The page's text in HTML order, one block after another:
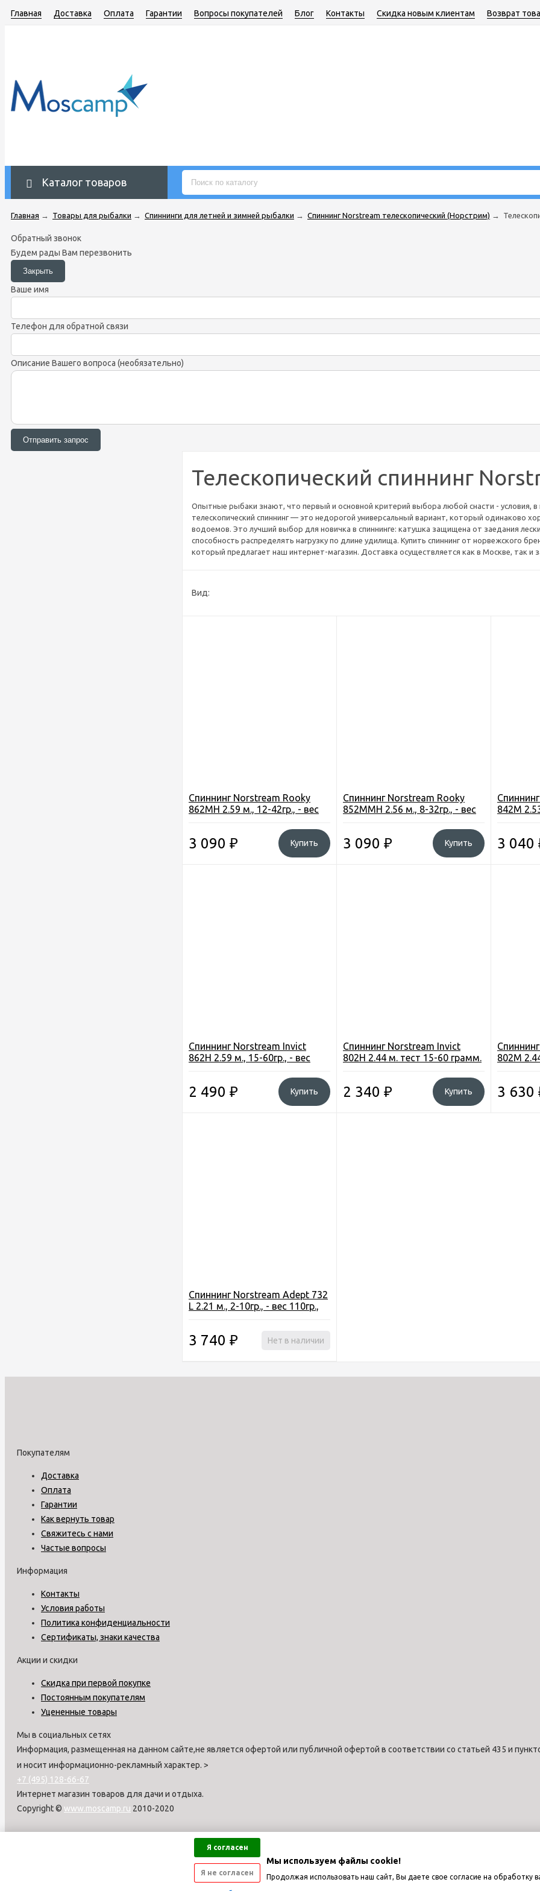
Я согласен
Я не согласен
Мы используем файлы cookie!
Продолжая использовать наш сайт, Вы даете свое согласие на обработку
Главная Доставка Оплата Гарантии Вопросы покупателей Блог Контакты Скидка новым клиентам Возврат
Каталог товаров
Главная → Товары для рыбалки → Спиннинги для летней и зимней рыбалки → Cпиннинг Norstream телескопический (Норстрим) →
Обратный звонок
Будем рады Вам перезвонить
Ваше имя
Телефон для обратной связи
Описание Вашего вопроса (необязательно)
Телескопический спиннинг
Опытные рыбаки знают, что первый и основной критерий выбора любой снасти - условия,
телескопический спиннинг — это недорогой универсальный вариант, который одинаково
водоемов. Это лучший выбор для новичка в спиннинге: катушка защищена от заедания
способность распределять нагрузку по длине удилища. Купить спиннинг от норвежского
который предлагает наш интернет-магазин. Доставка осуществляется как в Москве, так и
Вид:
Спиннинг Norstream Rooky
862MH 2.59 м., 12-42гр., - вес
3 090 ₽ Купить
Спиннинг Norstream Rooky
852MMH 2.56 м., 8-32гр., - вес
3 090 ₽ Купить
842M
3 040
Спиннинг Norstream Invict
862H 2.59 м., 15-60гр., - вес
2 490 ₽ Купить
Спиннинг Norstream Invict
802H 2.44 м. тест 15-60 грамм.
2 340 ₽ Купить
802M
3 630
Спиннинг Norstream Adept 732
L 2.21 м., 2-10гр., - вес 110гр.,
3 740 ₽ Нет в наличии
Покупателям
Доставка
Оплата
Гарантии
Как вернуть товар
Свяжитесь с нами
Частые вопросы
Информация
Контакты
Условия работы
Политика конфиденциальности
Сертификаты, знаки качества
Акции и скидки
Скидка при первой покупке
Постоянным покупателям
Уцененные товары
Мы в социальных сетях
Информация, размещенная на данном сайте,не является офертой или публичной офертой в соответствии со статьей 435 и
и носит информационно-рекламный характер. >
+7 (495) 128-66-67
Интернет магазин товаров для дачи и отдыха.
Copyright © www.moscamp.ru 2010-2020